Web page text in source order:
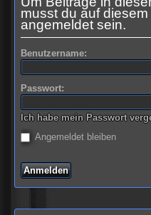
musst du auf
angemeldet sein.
Benutzername:
Passwort:
Ich habe mein Passwort
Angemeldet bleiben